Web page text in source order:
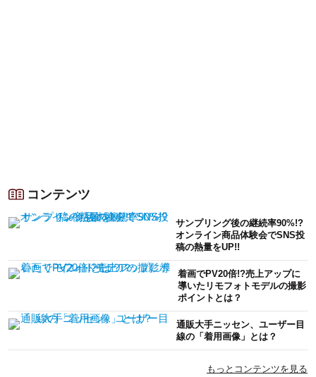
コンテンツ
サンプリング後の継続率90%!?
オンライン商品体験会でSNS投
稿の熱量をUP!!
着画でPV20倍!?売上アップに
導いたリモフォトモデルの撮影
ポイントとは？
通販大手ニッセン、ユーザー目
線の「着用画像」とは？
もっとコンテンツを見る